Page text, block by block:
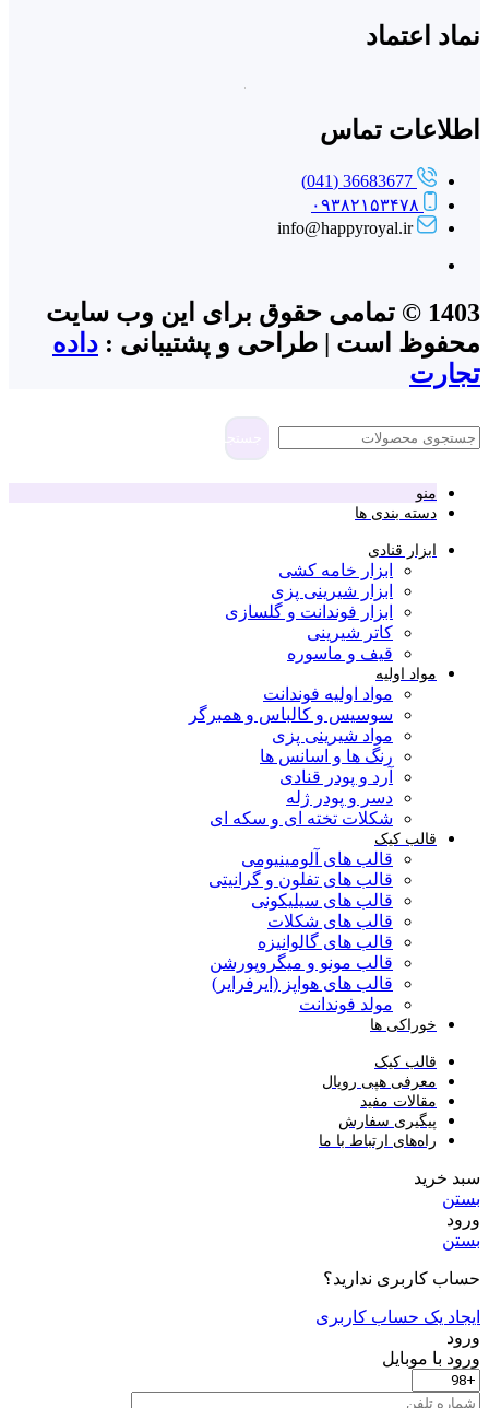
نماد اعتماد
اطلاعات تماس
36683677 (041)
۰۹۳۸۲۱۵۳۴۷۸
info@happyroyal.ir
1403 © تمامی حقوق برای این وب سایت
محفوظ است | طراحی و پشتیبانی : داده
تجارت
منو
دسته بندی ها
ابزار قنادی
ابزار خامه کشی
ابزار شیرینی پزی
ابزار فوندانت و گلسازی
کاتر شیرینی
قیف و ماسوره
مواد اولیه
مواد اولیه فوندانت
سوسیس و کالباس و همبرگر
مواد شیرینی پزی
رنگ ها و اسانس ها
آرد و پودر قنادی
دسر و پودر ژله
شکلات تخته ای و سکه ای
قالب کیک
قالب های آلومینیومی
قالب های تفلون و گرانیتی
قالب های سیلیکونی
قالب های شکلات
قالب های گالوانیزه
قالب مونو و میگروپورشن
قالب های هواپز (ایرفرایر)
مولد فوندانت
خوراکی ها
قالب کیک
معرفی هپی رویال
مقالات مفید
پیگیری سفارش
راه‌های ارتباط با ما
سبد خرید
بستن
ورود
بستن
حساب کاربری ندارید؟
ایجاد یک حساب کاربری
ورود
ورود با موبایل